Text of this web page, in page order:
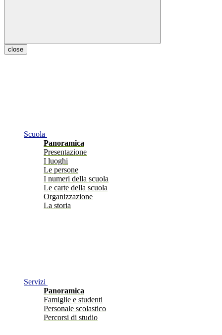
close
Scuola
Panoramica
Presentazione
I luoghi
Le persone
I numeri della scuola
Le carte della scuola
Organizzazione
La storia
Servizi
Panoramica
Famiglie e studenti
Personale scolastico
Percorsi di studio